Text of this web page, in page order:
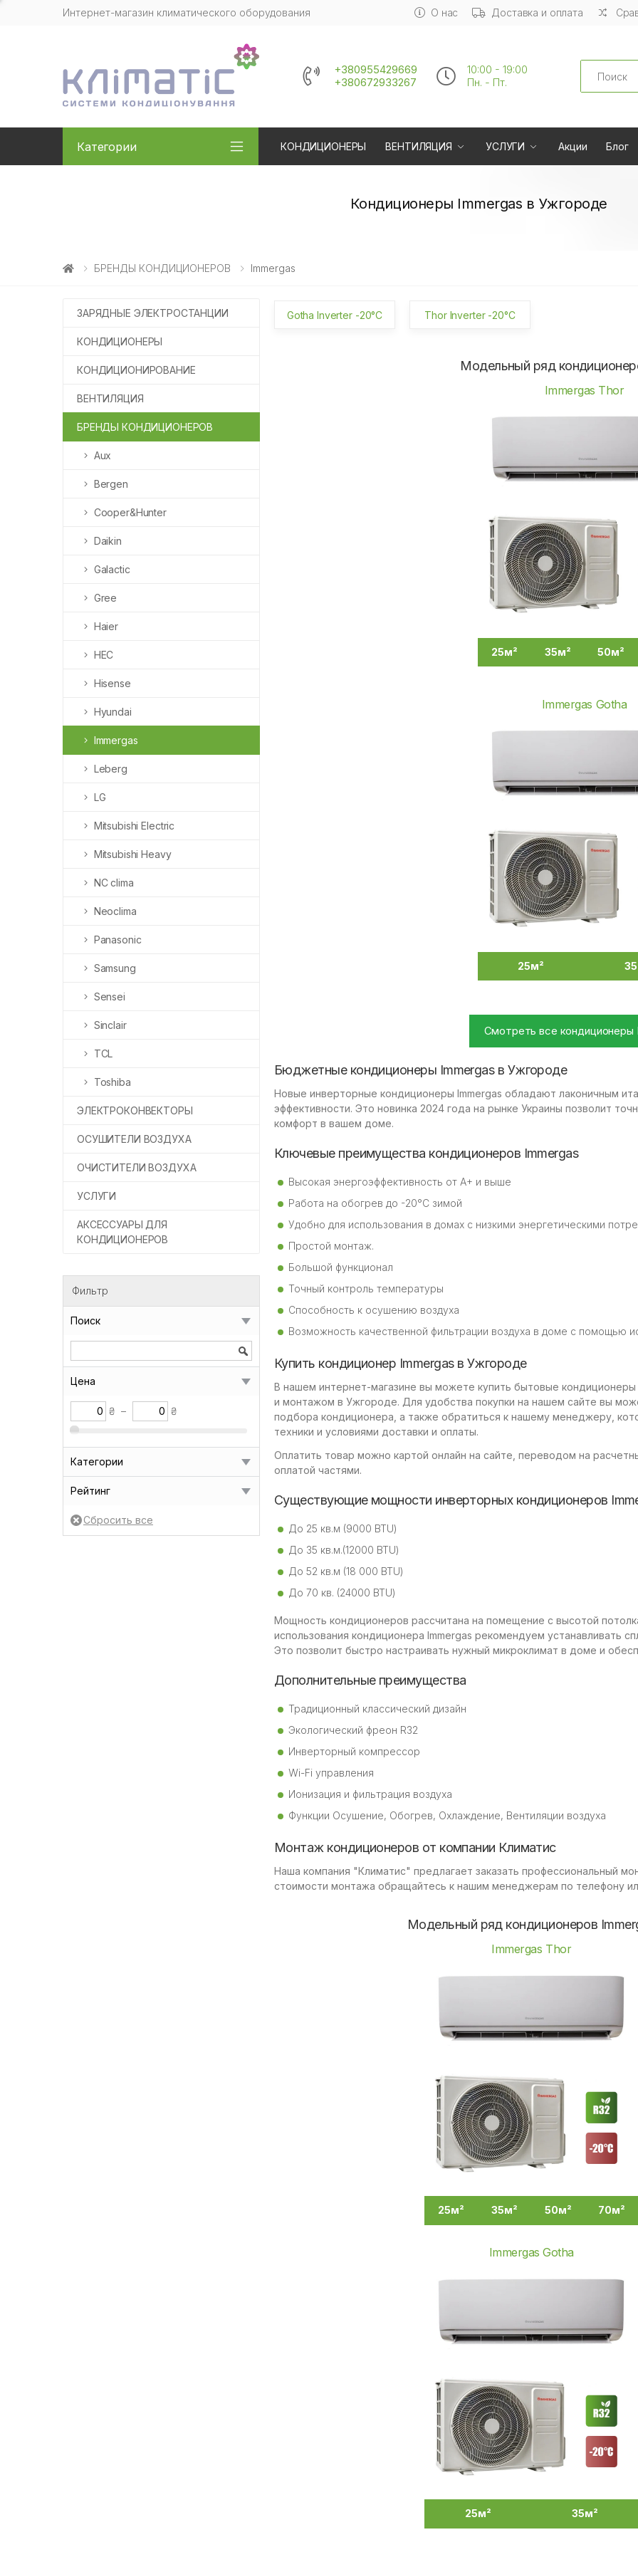
Интернет-магазин климатического оборудования О нас Доставка и оплата
+380955429669
+380672933267
10:00 - 19:00
Пн. - Пт.
Search
Категории КОНДИЦИОНЕРЫ ВЕНТИЛЯЦИЯ УСЛУГИ Акции Блог
Кондиционеры Immergas в Ужгороде
БРЕНДЫ КОНДИЦИОНЕРОВ Immergas
ЗАРЯДНЫЕ ЭЛЕКТРОСТАНЦИИ
КОНДИЦИОНЕРЫ
КОНДИЦИОНИРОВАНИЕ
ВЕНТИЛЯЦИЯ
БРЕНДЫ КОНДИЦИОНЕРОВ
Aux
Bergen
Cooper&Hunter
Daikin
Galactic
Gree
Haier
HEC
Hisense
Hyundai
Immergas
Leberg
LG
Mitsubishi Electric
Mitsubishi Heavy
NC clima
Neoclima
Panasonic
Samsung
Sensei
Sinclair
TCL
Toshiba
ЭЛЕКТРОКОНВЕКТОРЫ
ОСУШИТЕЛИ ВОЗДУХА
ОЧИСТИТЕЛИ ВОЗДУХА
УСЛУГИ
АКСЕССУАРЫ ДЛЯ
КОНДИЦИОНЕРОВ
Фильтр
Поиск
Цена
₴ – ₴
Категории
Рейтинг
Gotha Inverter -20°C Thor Inverter -20°C
Модельный ряд
Immergas Thor
25м² 35м² 50м²
Immergas Gotha
25м²
Смотреть все кондиционеры
Бюджетные кондиционеры Immergas в Ужгороде
Новые инверторные кондиционеры Immergas обладают лаконичным
эффективности. Это новинка 2024 года на рынке Украины позволит
комфорт в вашем доме.
Ключевые преимущества кондиционеров Immergas
Высокая энергоэффективность от A+ и выше
Работа на обогрев до -20°С зимой
Удобно для использования в домах с низкими энергетическими
Простой монтаж.
Большой функционал
Точный контроль температуры
Способность к осушению воздуха
Возможность качественной фильтрации воздуха в доме с помощью
Купить кондиционер Immergas в Ужгороде
В нашем интернет-магазине вы можете купить бытовые
и монтажом в Ужгороде. Для удобства покупки на нашем сайте вы
подбора кондиционера, а также обратиться к нашему менеджеру,
техники и условиями доставки и оплаты.
Оплатить товар можно картой онлайн на сайте, переводом на
оплатой частями.
Существующие мощности инверторных кондиционеров
До 25 кв.м (9000 BTU)
До 35 кв.м.(12000 BTU)
До 52 кв.м (18 000 BTU)
До 70 кв. (24000 BTU)
Мощность кондиционеров рассчитана на помещение с высотой
использования кондиционера Immergas рекомендуем устанавливать
Это позволит быстро настраивать нужный микроклимат в доме и
Дополнительные преимущества
Традиционный классический дизайн
Экологический фреон R32
Инверторный компрессор
Wi-Fi управления
Ионизация и фильтрация воздуха
Функции Осушение, Обогрев, Охлаждение, Вентиляции воздуха
Монтаж кондиционеров от компании Климатис
Наша компания "Климатис" предлагает заказать профессиональный
стоимости монтажа обращайтесь к нашим менеджерам по телефону
Модельный ряд кондиционеров
Immergas Thor
25м² 35м² 50м² 70м²
Immergas Gotha
25м² 35м²